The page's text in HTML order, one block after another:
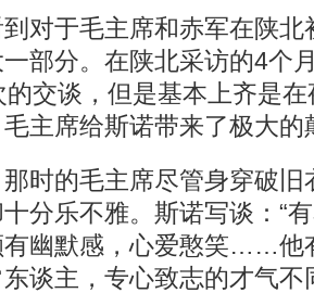
对于毛主席和赤军在陕
部分。在陕北采访的4个
的交谈，但是基本上齐是
主席给斯诺带来了极大的
时的毛主席尽管身穿破
分乐不雅。斯诺写谈：“
有幽默感，心爱憨笑……他
谈主，专心致志的才气